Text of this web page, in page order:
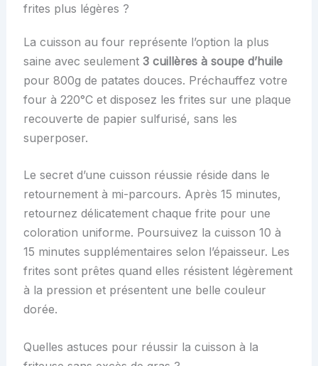
frites plus légères ?
La cuisson au four représente l’option la plus
saine avec seulement 3 cuillères à soupe d’huile
pour 800g de patates douces. Préchauffez votre
four à 220°C et disposez les frites sur une plaque
recouverte de papier sulfurisé, sans les
superposer.
Le secret d’une cuisson réussie réside dans le
retournement à mi-parcours. Après 15 minutes,
retournez délicatement chaque frite pour une
coloration uniforme. Poursuivez la cuisson 10 à
15 minutes supplémentaires selon l’épaisseur. Les
frites sont prêtes quand elles résistent légèrement
à la pression et présentent une belle couleur
dorée.
Quelles astuces pour réussir la cuisson à la